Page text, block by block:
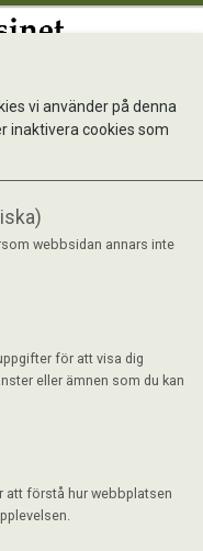
Single
vi använder på denna
inaktivera cookies som
webbsidan annars inte
för att visa dig
eller ämnen som du kan
att förstå hur webbplatsen